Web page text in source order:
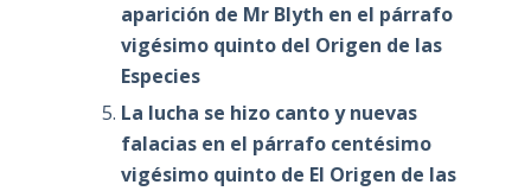
aparición de Mr Blyth en el párrafo
vigésimo quinto del Origen de las
Especies
La lucha se hizo canto y nuevas
falacias en el párrafo centésimo
vigésimo quinto de El Origen de las